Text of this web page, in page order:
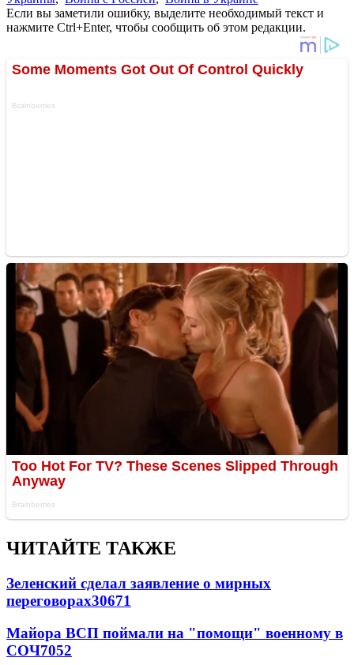
Если вы заметили ошибку, выделите необходимый текст и
нажмите Ctrl+Enter, чтобы сообщить об этом редакции.
ЧИТАЙТЕ ТАКЖЕ
Зеленский сделал заявление о мирных
переговорах30671
Майора ВСП поймали на "помощи" военному в
СОЧ7052